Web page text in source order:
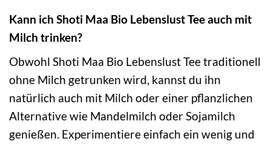
Kann ich Shoti Maa Bio Lebenslust Tee auch mit
Milch trinken?
Obwohl Shoti Maa Bio Lebenslust Tee traditionell
ohne Milch getrunken wird, kannst du ihn
natürlich auch mit Milch oder einer pflanzlichen
Alternative wie Mandelmilch oder Sojamilch
genießen. Experimentiere einfach ein wenig und